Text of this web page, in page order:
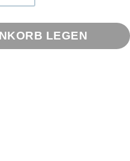
LEGEN